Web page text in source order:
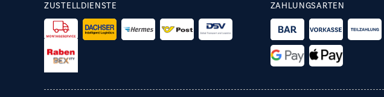
ZUSTELLDIENSTE ZAHLUNGSARTEN